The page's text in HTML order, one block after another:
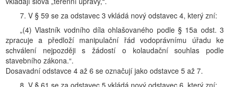
7. V § 59 se za odstavec 3 vkládá nový odstavec 4, který zní:
„(4) Vlastník vodního díla ohlašovaného podle § 15a odst. 3
zpracuje a předloží manipulační řád vodoprávnímu úřadu ke
schválení nejpozději s žádostí o kolaudační souhlas podle
stavebního zákona.“.
Dosavadní odstavce 4 až 6 se označují jako odstavce 5 až 7.
8. V § 61 se za odstavec 5 vkládá nový odstavec 6, který zní: